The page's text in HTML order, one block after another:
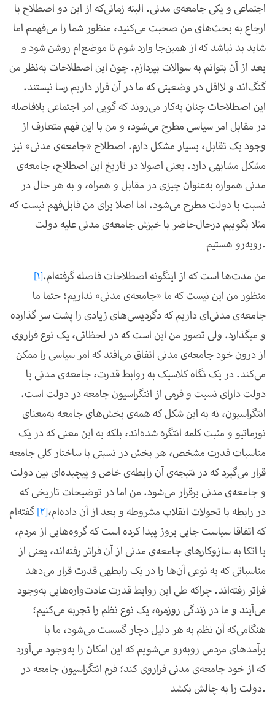
اجتماعی و یکی جامعه‌ی مدنی. البته زمانی‌که از این دو اصطلاح با
ارجاع به بحث‌های من صحبت می‌کنید، منظور شما را می‌فهمم اما
شاید بد نباشد که از همین‌جا وارد شوم تا موضع‌ام روشن شود و
بعد از آن بتوانم به سوالات بپردازم. چون این اصطلاحات به‌نظر من
گنگ‌اند و لااقل در وضعیتی که ما در آن قرار داریم رسا نیستند.
این اصطلاحات چنان به‌کار می‌روند که گویی امر اجتماعی بلافاصله
در مقابل امر سیاسی مطرح می‌شود، و من با این فهم متعارف از
وجود یک تقابل، بسیار مشکل دارم. اصطلاح «جامعه‌ی مدنی» نیز
مشکل مشابهی دارد. یعنی اصولا در تاریخ این اصطلاح، جامعه‌ی
مدنی همواره به‌عنوان چیزی در مقابل و همراه، و به هر حال در
نسبت با دولت مطرح می‌شود. اما اصلا برای من قابل‌فهم نیست که
مثلا بگوییم درحال‌حاضر با خیزش جامعه‌ی مدنی علیه دولت
روبه‌رو هستیم.
من مدت‌ها است که از اینگونه اصطلاحات فاصله گرفته‌ام.[1]
منظور من این نیست که ما «جامعه‌ی مدنی» نداریم؛ حتما ما
جامعه‌ی مدنی‌ای داریم که دگردیسی‌های زیادی را پشت سر گذارده
و می­گذارد. ولی تصور من این است که در لحظاتی، یک نوع فراروی
از درون خود جامعه‌ی مدنی اتفاق می‌افتد که امر سیاسی را ممکن
می‌کند. در یک نگاه کلاسیک به روابط قدرت، جامعه‌ی مدنی با
دولت دارای نسبت و فرمی از انتگراسیون جامعه در دولت است.
انتگراسیون، نه به این شکل که همه‌ی بخش‌های جامعه به‌معنای
نورماتیو و مثبت کلمه انتگره شده‌اند، بلکه به این معنی که در یک
مناسبات قدرت مشخص، هر بخش در نسبتی با ساختار کلی جامعه
قرار می‌گیرد که در نتیجه‌ی آن رابطه‌ی خاص و پیچیده‌ای بین دولت
و جامعه‌ی مدنی برقرار می‌شود. من اما در توضیحات تاریخی که
در رابطه با تحولات انقلاب مشروطه و بعد از آن داده‌ام،[2]گفته‌ام
که اتفاقا سیاست جایی بروز پیدا کرده است که گروه‌هایی از مردم،
با اتکا به سازوکارهای جامعه‌ی مدنی از آن فراتر رفته‌اند، یعنی از
مناسباتی که به نوعی آن‌ها را در یک رابطه­ی قدرت قرار می‌دهد
فراتر رفته‌اند. چراکه طی این روابط قدرت عادت‌واره‌هایی به‌وجود
می‌آیند و ما در زندگی روزمره، یک نوع نظم را تجربه می‌کنیم؛
هنگامی‌که آن نظم به هر دلیل دچار گسست می‌شود، ما با
برآمدهای مردمی روبه‌رو می‌شویم که این امکان را به‌وجود می‌آورد
که از خود جامعه‌ی مدنی فراروی کند؛ فرم انتگراسیون جامعه در
دولت را به چالش بکشد.